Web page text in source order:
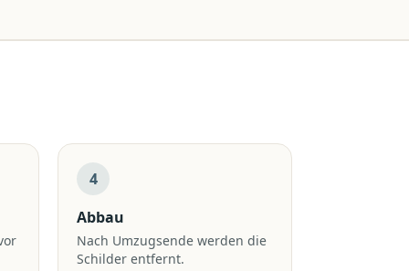
4
Abbau
Nach Umzugsende werden die
Schilder entfernt.